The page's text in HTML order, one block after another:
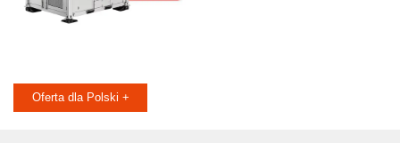
Oferta dla Polski +